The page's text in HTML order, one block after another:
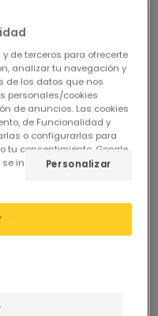
Múltiple 6 Enchufes
F Schuko 3m
En Stock, entrega en
24/48h
y de terceros para ofrecerte
analizar tu navegación y
de los datos que nos
personales/cookies
de anuncios. Las cookies
de Funcionalidad y
o configurarlas para
tu consentimiento, Google
indica en su sitio de
Personalizar